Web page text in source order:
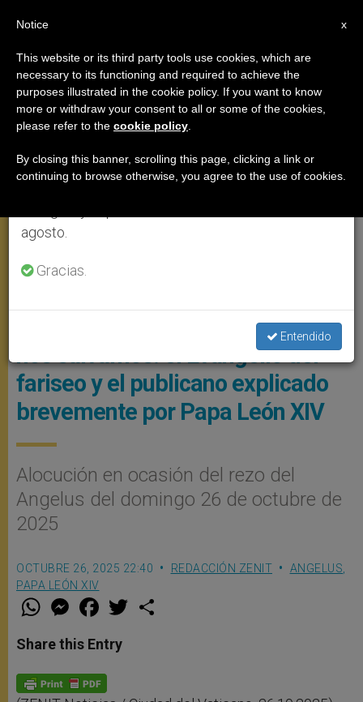
ANGELUS ,PAPA LEÓN XIV
El Papa León XIV Se Asomó Desde El Balcón Del Apartamento
No es ostentando méritos como
nos salvamos: el Evangelio del
fariseo y el publicano explicado
brevemente por Papa León XIV
Alocución en ocasión del rezo del
Angelus del domingo 26 de octubre de
2025
OCTUBRE 26, 2025 22:40 REDACCIÓN ZENIT ANGELUS
PAPA LEÓN XIV
W
t
s
p
p
M
e
s
e
g
e
F
a
e
b
o
k
w
Share this Entry
×
Aviso importante
Del 27 de julio al 7 de agosto haremos la pausa
anual, aprovechando que en el periodo de verano
se generan menos informaciones y también el
agosto.
Gracias.
Entendido
x
Notice
This website or its third party tools use cookies, which are
necessary to its functioning and required to achieve the
purposes illustrated in the cookie policy. If you want to know
more or withdraw your consent to all or some of the cookies,
please refer to the cookie policy
By closing this banner, scrolling this page, clicking a link or
continuing to browse otherwise, you agree to the use of cookies.